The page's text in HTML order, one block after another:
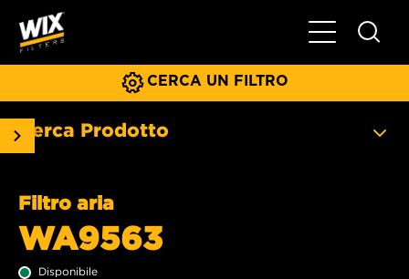
Menu
CERCA UN FILTRO
Cerca Prodotto
Filtro aria
WA9563
Disponibile